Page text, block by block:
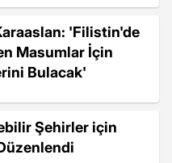
'Filistin'de
Masumlar İçin
Bulacak'
Şehirler için